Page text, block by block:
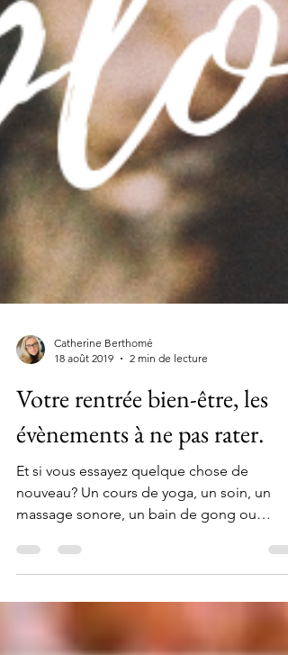
Catherine Berthomé
18 août 2019
2 min de lecture
Votre rentrée bien-être, les
évènements à ne pas rater.
Et si vous essayez quelque chose de